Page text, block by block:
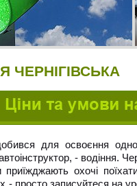
ЧЕРНІГІВСЬКА
для освоєння
- водіння.
охочі
просто записуйтеся на